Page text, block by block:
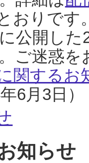
おりです
公開し
ご迷惑
関するお
6月3日）
知らせ